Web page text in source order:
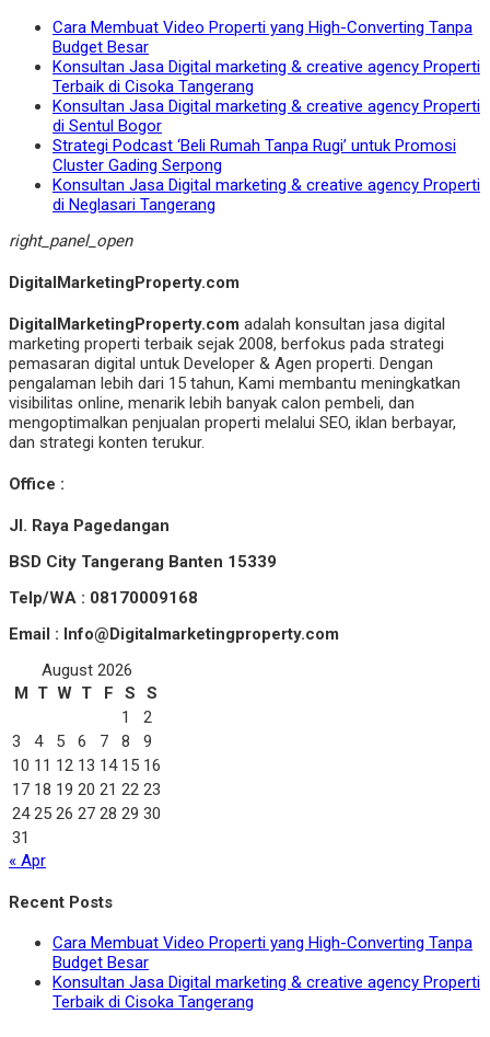
Cara Membuat Video Properti yang High-Converting Tanpa
Budget Besar
Konsultan Jasa Digital marketing & creative agency Properti
Terbaik di Cisoka Tangerang
Konsultan Jasa Digital marketing & creative agency Properti
di Sentul Bogor
Strategi Podcast ‘Beli Rumah Tanpa Rugi’ untuk Promosi
Cluster Gading Serpong
Konsultan Jasa Digital marketing & creative agency Properti
di Neglasari Tangerang
right_panel_open
DigitalMarketingProperty.com
DigitalMarketingProperty.com adalah konsultan jasa digital
marketing properti terbaik sejak 2008, berfokus pada strategi
pemasaran digital untuk Developer & Agen properti. Dengan
pengalaman lebih dari 15 tahun, Kami membantu meningkatkan
visibilitas online, menarik lebih banyak calon pembeli, dan
mengoptimalkan penjualan properti melalui SEO, iklan berbayar,
dan strategi konten terukur.
Office :
Jl. Raya Pagedangan
BSD City Tangerang Banten 15339
Telp/WA : 08170009168
Email : Info@Digitalmarketingproperty.com
August 2026
M T W T F S
S
1
2
3
4 5 6 7 8
9
10 11 12 13 14 15 16
17 18 19 20 21 22 23
24 25 26 27 28 29 30
31
« Apr
Recent Posts
Cara Membuat Video Properti yang High-Converting Tanpa
Budget Besar
Konsultan Jasa Digital marketing & creative agency Properti
Terbaik di Cisoka Tangerang